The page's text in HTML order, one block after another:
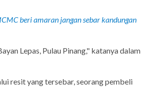
beri amaran jangan sebar kandungan
Lepas, Pulau Pinang," katanya dalam
resit yang tersebar, seorang pembeli